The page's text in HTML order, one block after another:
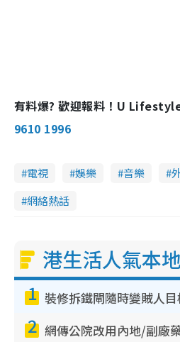
有料爆? 歡迎報料！U
9610 1996
電視 娛樂 音樂
網絡熱話
港生活人氣本
1
2